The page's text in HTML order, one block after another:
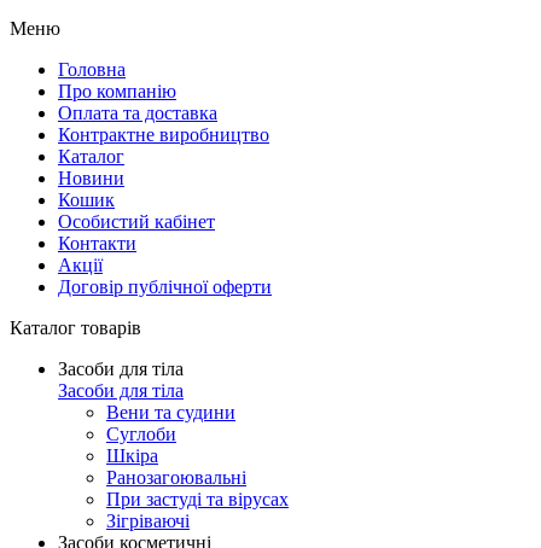
Меню
Головна
Про компанію
Оплата та доставка
Контрактне виробництво
Каталог
Новини
Кошик
Особистий кабінет
Контакти
Акції
Договір публічної оферти
Каталог товарів
Засоби для тіла
Засоби для тіла
Вени та судини
Суглоби
Шкіра
Ранозагоювальні
При застуді та вірусах
Зігріваючі
Засоби косметичні